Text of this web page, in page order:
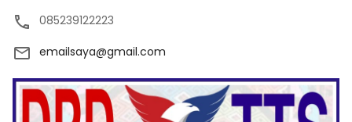
085239122223
emailsaya@gmail.com